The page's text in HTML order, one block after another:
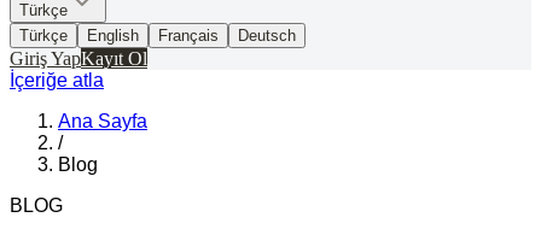
Türkçe
Türkçe
English Français Deutsch
Giriş YapKayıt Ol
İçeriğe atla
Ana Sayfa
/
Blog
BLOG